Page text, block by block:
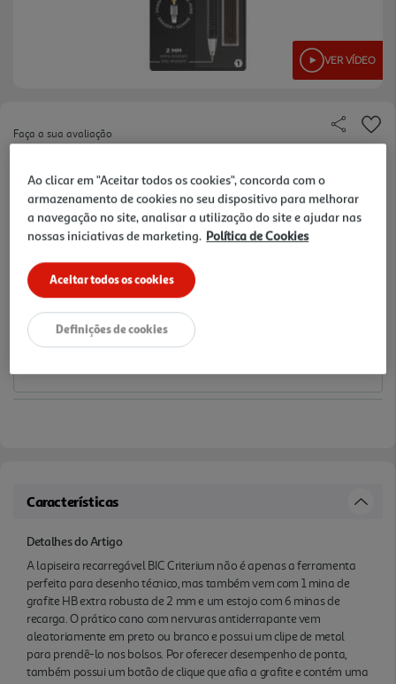
VER VÍDEO
Faça a sua avaliação
7.19 €/un
7,19 €
Características
Detalhes do Artigo
A lapiseira recarregável BIC Criterium não é apenas a ferramenta
perfeita para desenho técnico, mas também vem com 1 mina de
grafite HB extra robusta de 2 mm e um estojo com 6 minas de
recarga. O prático cano com nervuras antiderrapante vem
aleatoriamente em preto ou branco e possui um clipe de metal
para prendê-lo nos bolsos. Por oferecer desempenho de ponta,
também possui um botão de clique que afia a grafite e contém uma
Ao clicar em "Aceitar todos os cookies", concorda com o
armazenamento de cookies no seu dispositivo para melhorar
a navegação no site, analisar a utilização do site e ajudar nas
nossas iniciativas de marketing. Política de Cookies
Aceitar todos os cookies
Definições de cookies